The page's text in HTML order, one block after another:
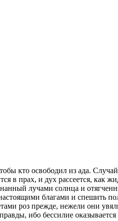
кто освободил из ада.
в прах, и дух рассеется, как
лучами солнца и
благами и спешить
роз прежде, нежели они
ибо бессилие